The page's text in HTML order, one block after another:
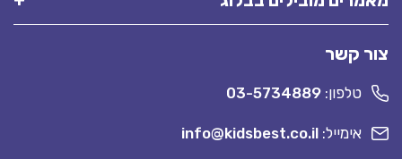
צור קשר
טלפון: 03-5734889
אימייל: info@kidsbest.co.il